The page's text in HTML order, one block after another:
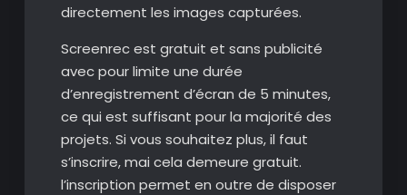
directement les images capturées.
Screenrec est gratuit et sans publicité
avec pour limite une durée
d’enregistrement d’écran de 5 minutes,
ce qui est suffisant pour la majorité des
projets. Si vous souhaitez plus, il faut
s’inscrire, mai cela demeure gratuit.
l’inscription permet en outre de disposer